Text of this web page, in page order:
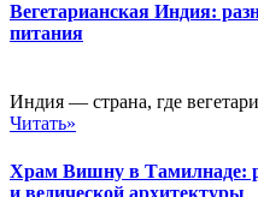
Вегетарианская Индия:
питания
Индия — страна, где
Читать»
Храм Вишну в Тамилнаде:
и ведической архитектуры